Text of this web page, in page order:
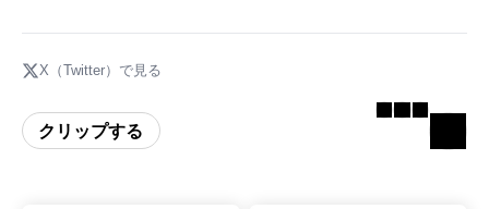
X（Twitter）で見る
クリップする